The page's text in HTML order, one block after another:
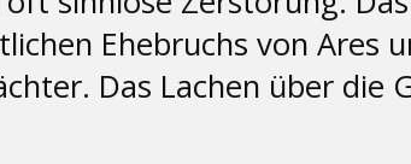
Ehebruchs von
Das Lachen über die